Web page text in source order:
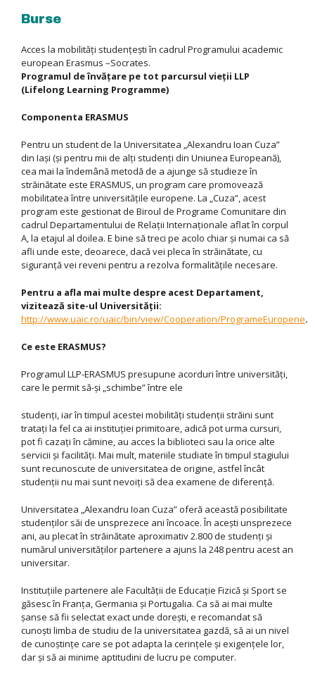
Burse
Acces la mobilităţi studenţeşti în cadrul Programului academic
european Erasmus –Socrates.
Programul de învăţare pe tot parcursul vieţii LLP
(Lifelong Learning Programme)
Componenta ERASMUS
Pentru un student de la Universitatea „Alexandru Ioan Cuza”
din Iaşi (şi pentru mii de alţi studenţi din Uniunea Europeană),
cea mai la îndemână metodă de a ajunge să studieze în
străinătate este ERASMUS, un program care promovează
mobilitatea între universităţile europene. La „Cuza”, acest
program este gestionat de Biroul de Programe Comunitare din
cadrul Departamentului de Relaţii Internaţionale aflat în corpul
A, la etajul al doilea. E bine să treci pe acolo chiar şi numai ca să
afli unde este, deoarece, dacă vei pleca în străinătate, cu
siguranţă vei reveni pentru a rezolva formalităţile necesare.
Pentru a afla mai multe despre acest Departament,
vizitează site-ul Universităţii:
http://www.uaic.ro/uaic/bin/view/Cooperation/ProgrameEuropene.
Ce este ERASMUS?
Programul LLP-ERASMUS presupune acorduri între universităţi,
care le permit să-şi „schimbe” între ele
studenţi, iar în timpul acestei mobilităţi studenţii străini sunt
trataţi la fel ca ai instituţiei primitoare, adică pot urma cursuri,
pot fi cazaţi în cămine, au acces la biblioteci sau la orice alte
servicii şi facilităţi. Mai mult, materiile studiate în timpul stagiului
sunt recunoscute de universitatea de origine, astfel încât
studenţii nu mai sunt nevoiţi să dea examene de diferenţă.
Universitatea „Alexandru Ioan Cuza” oferă această posibilitate
studenţilor săi de unsprezece ani încoace. În aceşti unsprezece
ani, au plecat în străinătate aproximativ 2.800 de studenţi şi
numărul universităţilor partenere a ajuns la 248 pentru acest an
universitar.
Instituţiile partenere ale Facultăţii de Educaţie Fizică şi Sport se
găsesc în Franţa, Germania şi Portugalia. Ca să ai mai multe
şanse să fii selectat exact unde doreşti, e recomandat să
cunoşti limba de studiu de la universitatea gazdă, să ai un nivel
de cunoştinţe care se pot adapta la cerinţele şi exigenţele lor,
dar şi să ai minime aptitudini de lucru pe computer.